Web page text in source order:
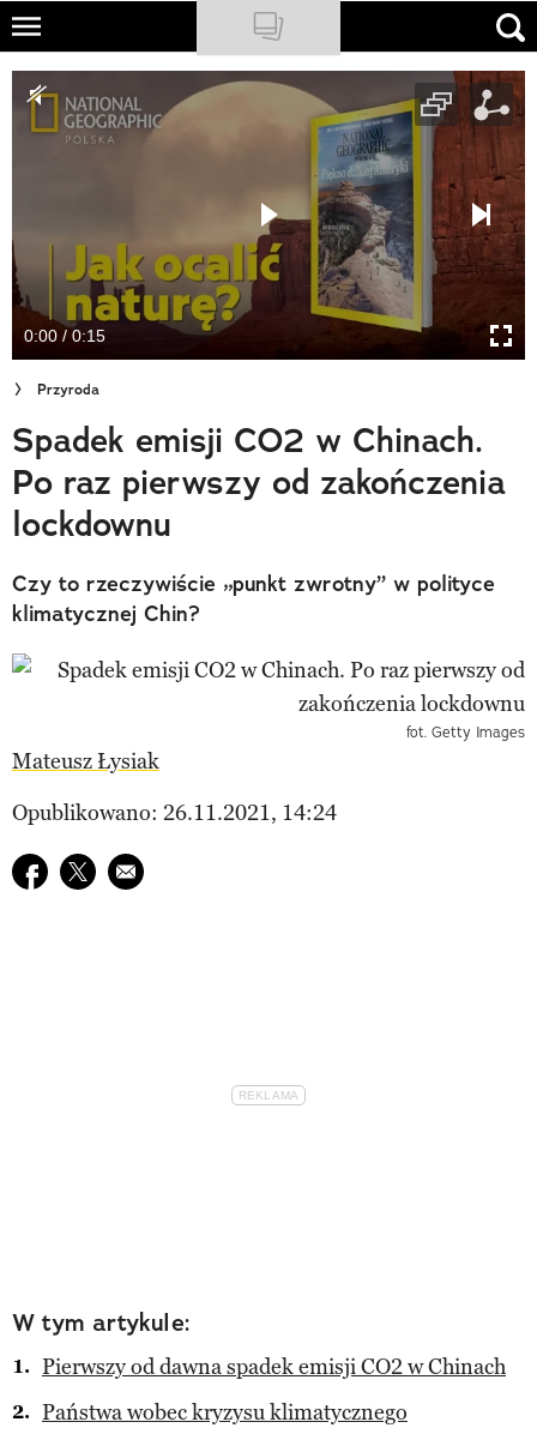
Skip
main
content
NATIONAL GEOGRAPHIC
TRAVELER
Newsletter
Cuda Polski
Wielki Konkurs Fotograficzny
Trendbook Podróżniczy
Polecane
0:00 / 0:15
Przyroda
Spadek emisji CO2 w Chinach.
Po raz pierwszy od zakończenia
lockdownu
Czy to rzeczywiście „punkt zwrotny” w polityce
klimatycznej Chin?
fot. Getty Images
Mateusz Łysiak
Opublikowano: 26.11.2021, 14:24
Udostępnij na facebook
Udostępnij na twitter
E-mail do przyjaciela
W tym artykule:
Pierwszy od dawna spadek emisji CO2 w Chinach
Państwa wobec kryzysu klimatycznego